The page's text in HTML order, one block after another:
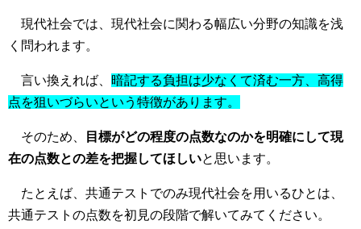
現代社会では、現代社会に関わる幅広い分野の知識を浅
く問われます。
言い換えれば、 暗記する負担は少なくて済む一方、高得
点を狙いづらいという特徴があります。
そのため、
目標がどの程度の点数なのかを明確にして現
在の点数との差を把握してほしいと思います。
たとえば、共通テストでのみ現代社会を用いるひとは、
共通テストの点数を初見の段階で解いてみてください。